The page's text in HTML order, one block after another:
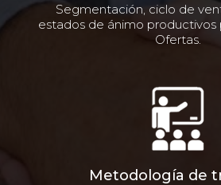
Segmentación, ciclo de
estados de ánimo productivos
Ofertas.
Metodología de